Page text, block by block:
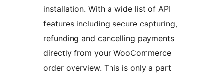
installation. With a wide list of API
features including secure capturing,
refunding and cancelling payments
directly from your WooCommerce
order overview. This is only a part